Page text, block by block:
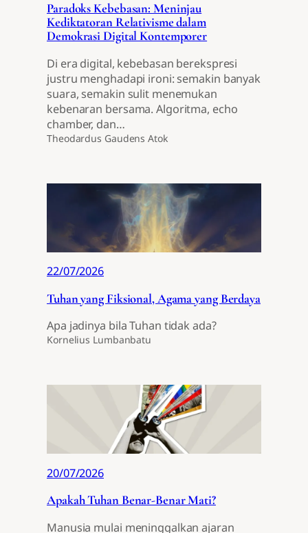
Paradoks Kebebasan: Meninjau
Kediktatoran Relativisme dalam
Demokrasi Digital Kontemporer
Di era digital, kebebasan berekspresi
justru menghadapi ironi: semakin banyak
suara, semakin sulit menemukan
kebenaran bersama. Algoritma, echo
chamber, dan…
Theodardus Gaudens Atok
22/07/2026
Tuhan yang Fiksional, Agama yang Berdaya
Apa jadinya bila Tuhan tidak ada?
Kornelius Lumbanbatu
20/07/2026
Apakah Tuhan Benar-Benar Mati?
Manusia mulai meninggalkan ajaran